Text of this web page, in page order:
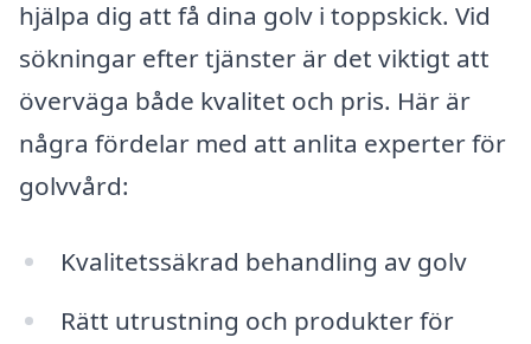
hjälpa dig att få dina golv i toppskick. Vid
sökningar efter tjänster är det viktigt att
överväga både kvalitet och pris. Här är
några fördelar med att anlita experter för
golvvård:
Kvalitetssäkrad behandling av golv
Rätt utrustning och produkter för